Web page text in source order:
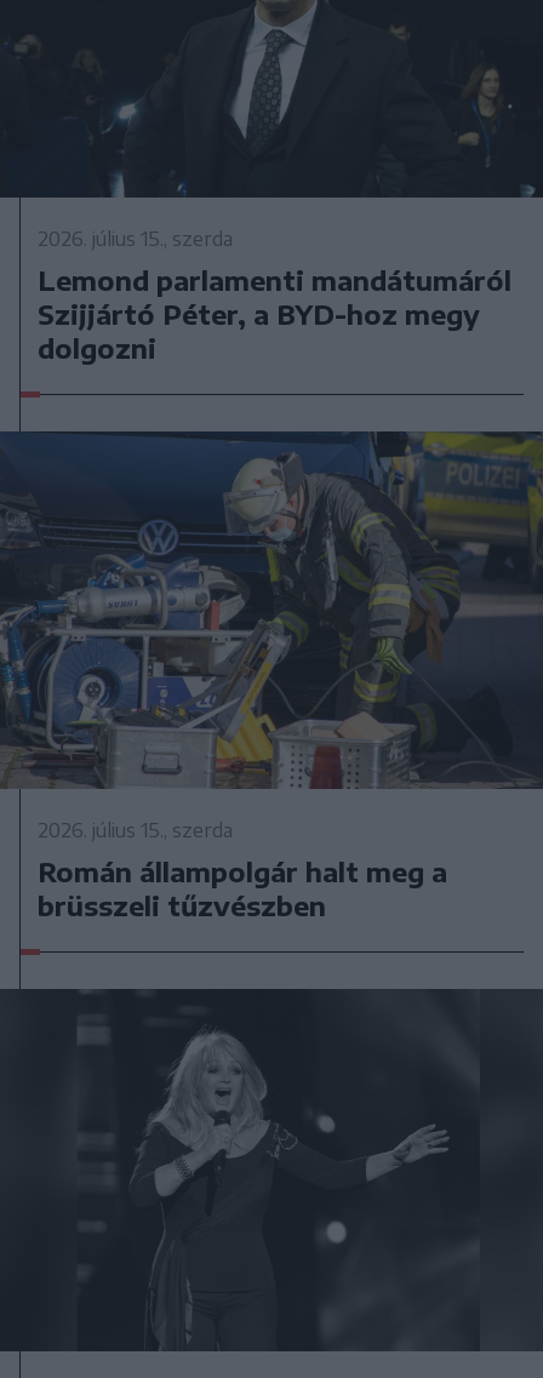
2026. július 15., szerda
Lemond parlamenti mandátumáról
Szijjártó Péter, a BYD-hoz megy
dolgozni
2026. július 15., szerda
Román állampolgár halt meg a
brüsszeli tűzvészben